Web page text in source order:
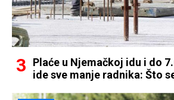
Plaće u Njemačkoj idu i do
ide sve manje radnika: Što